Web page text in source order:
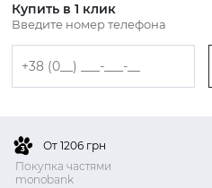
Купить в 1 клик
Введите номер телефона
От 1206 грн
Покупка частями
monobank